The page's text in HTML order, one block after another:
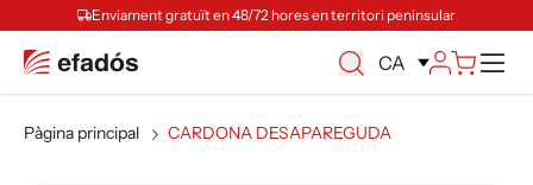
Enviament gratuït en 48/72 hores en territori peninsular
CA
Pàgina principal CARDONA DESAPAREGUDA